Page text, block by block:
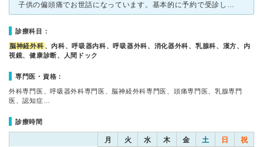
子供の偏頭痛でお世話になっています。基本的に予約で受診しているので、待ち時間はあまりありません。1年に1度、MRIを撮って脳に問題がないか確認して、薬を処方して頂いています。先生や看護師の方はとても優
診療科目：
脳神経外科 、内科、呼吸器内科、呼吸器外科、消化器外科、乳腺科、漢方、内
視鏡、健康診断、人間ドック
専門医・資格：
外科専門医、呼吸器外科専門医、脳神経外科専門医、頭痛専門医、乳腺専門
医、認知症…
診療時間
月 火 水 木 金 土 日 祝